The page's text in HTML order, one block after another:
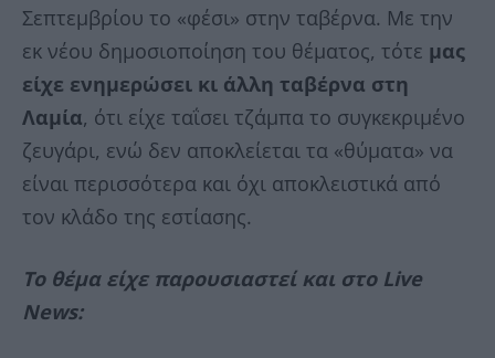
Σεπτεμβρίου το «φέσι» στην ταβέρνα. Με την
εκ νέου δημοσιοποίηση του θέματος, τότε μας
είχε ενημερώσει κι άλλη ταβέρνα στη
Λαμία, ότι είχε ταΐσει τζάμπα το συγκεκριμένο
ζευγάρι, ενώ δεν αποκλείεται τα «θύματα» να
είναι περισσότερα και όχι αποκλειστικά από
τον κλάδο της εστίασης.
Το θέμα είχε παρουσιαστεί και στο Live
News: